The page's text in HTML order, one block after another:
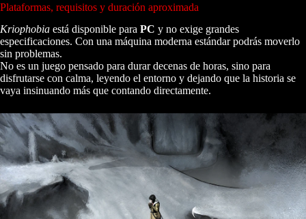
Plataformas, requisitos y duración aproximada
Kriophobia está disponible para PC y no exige grandes
especificaciones. Con una máquina moderna estándar podrás moverlo
sin problemas.
No es un juego pensado para durar decenas de horas, sino para
disfrutarse con calma, leyendo el entorno y dejando que la historia se
vaya insinuando más que contando directamente.